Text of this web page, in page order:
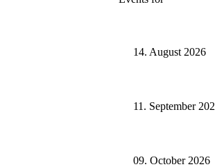
14. August 2026
11. September
09. October 2026